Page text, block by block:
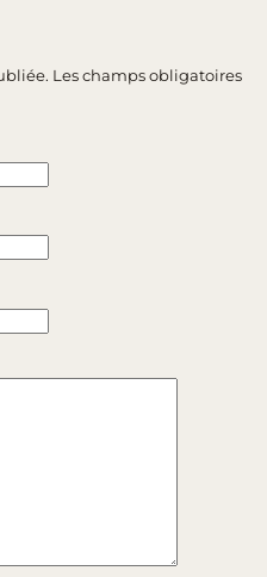
Les champs obligatoires